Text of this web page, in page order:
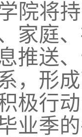
院将
家庭
推送
，形
极行
业季